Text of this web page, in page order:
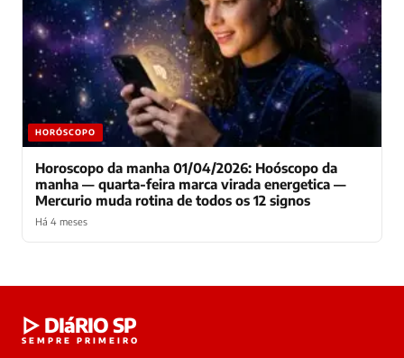
HORÓSCOPO
Horoscopo da manha 01/04/2026: Hoóscopo da
manha — quarta-feira marca virada energetica —
Mercurio muda rotina de todos os 12 signos
Há 4 meses
online
▷ DIáRIO SP
SEMPRE PRIMEIRO